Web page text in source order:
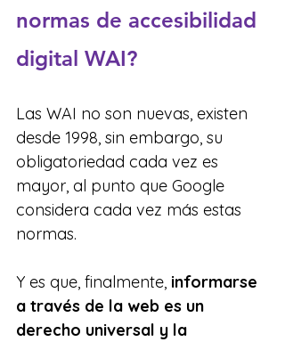
normas de accesibilidad
digital WAI?
Las WAI no son nuevas, existen
desde 1998, sin embargo, su
obligatoriedad cada vez es
mayor, al punto que Google
considera cada vez más estas
normas.
Y es que, finalmente, informarse
a través de la web es un
derecho universal y la